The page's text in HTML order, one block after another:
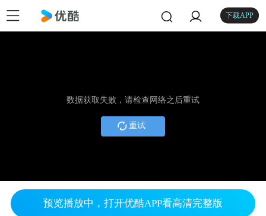
下载APP
数据获取失败，请检查网络之后重试
重试
预览播放中，打开优酷APP看高清完整版